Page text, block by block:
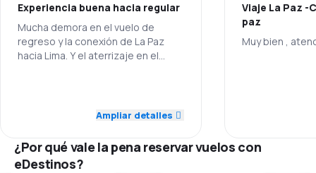
Precio del billete 3.9
Comodidad de viaje 3.9
Experiencia buena hacia regular
Mucha demora en el vuelo de
regreso y la conexión de La Paz
hacia Lima. Y el aterrizaje en el
1.0
Red de conexiones 2.0
Ampliar detalles
Viaje La Paz -
paz
Muy bien ,
¿Por qué vale la pena reservar vuelos con
eDestinos?